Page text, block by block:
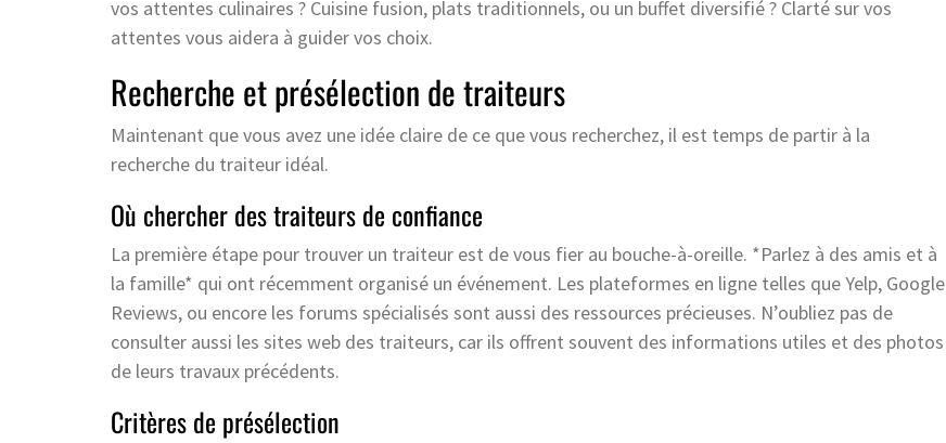
vos attentes culinaires ? Cuisine fusion, plats traditionnels, ou un buffet diversifié ? Clarté sur vos
attentes vous aidera à guider vos choix.
Recherche et présélection de traiteurs
Maintenant que vous avez une idée claire de ce que vous recherchez, il est temps de partir à la
recherche du traiteur idéal.
Où chercher des traiteurs de confiance
La première étape pour trouver un traiteur est de vous fier au bouche-à-oreille. *Parlez à des amis et à
la famille* qui ont récemment organisé un événement. Les plateformes en ligne telles que Yelp, Google
Reviews, ou encore les forums spécialisés sont aussi des ressources précieuses. N’oubliez pas de
consulter aussi les sites web des traiteurs, car ils offrent souvent des informations utiles et des photos
de leurs travaux précédents.
Critères de présélection